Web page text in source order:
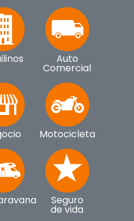
Auto
Comercial
Motocicleta
Seguro
de vida